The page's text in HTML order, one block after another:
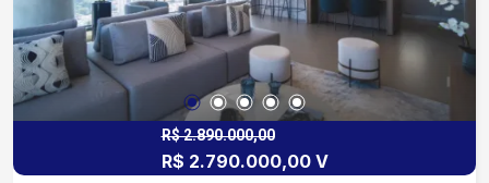
R$ 2.890.000,00
R$ 2.790.000,00 V